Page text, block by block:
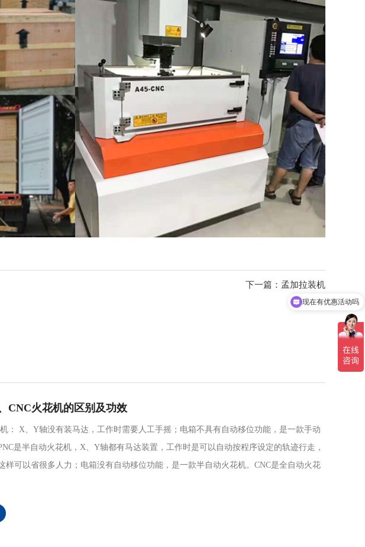
下一篇：孟加拉装机
CNC火花机的区别及功效
： X、Y轴没有装马达，工作时需要人工手摇；电箱不具有自动移位功能，是一款手动
是半自动火花机，X、Y轴都有马达装置，工作时是可以自动按程序设定的轨迹行走，
样可以省很多人力；电箱没有自动移位功能，是一款半自动火花机。CNC是全自动火花
可以介绍下你们的产品么
现在有优惠活动吗